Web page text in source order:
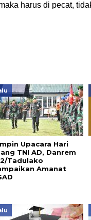
harus di pecat,
Upacara Hari
TNI AD, Danrem
Tadulako
Amanat